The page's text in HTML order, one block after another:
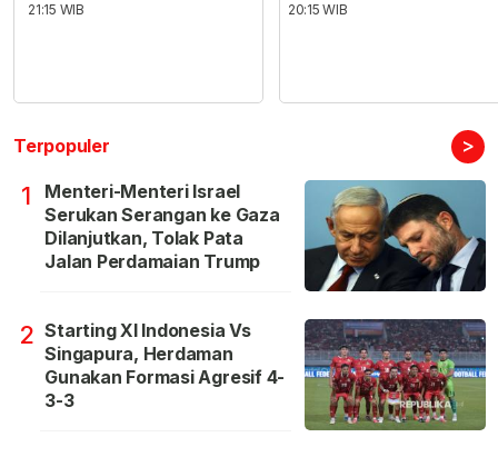
21:15 WIB
20:15 WIB
Terpopuler >
1
Menteri-Menteri Israel
Serukan Serangan ke Gaza
Dilanjutkan, Tolak Pata
Jalan Perdamaian Trump
2 Starting XI Indonesia Vs
Singapura, Herdaman
Gunakan Formasi Agresif 4-
3-3